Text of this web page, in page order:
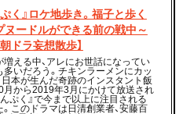
ぷく』ロケ地歩き。福子と歩く
ヌードルができる前の戦中～
ドラ妄想散歩】
える中、アレにお世話になってい
多いだろう。チキンラーメンにカッ
日本が生んだ奇跡のインスタント飯
月から2019年3月にかけて放送され
ぷく』で今まで以上に注目される
このドラマは日清創業者、安藤百